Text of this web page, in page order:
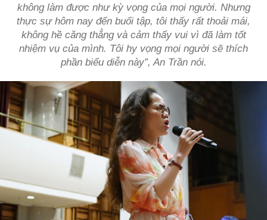
không làm được như kỳ vọng của mọi người. Nhưng
thực sự hôm nay đến buổi tập, tôi thấy rất thoải mái,
không hề căng thẳng và cảm thấy vui vì đã làm tốt
nhiệm vụ của mình. Tôi hy vọng mọi người sẽ thích
phần biểu diễn này”, An Trần nói.